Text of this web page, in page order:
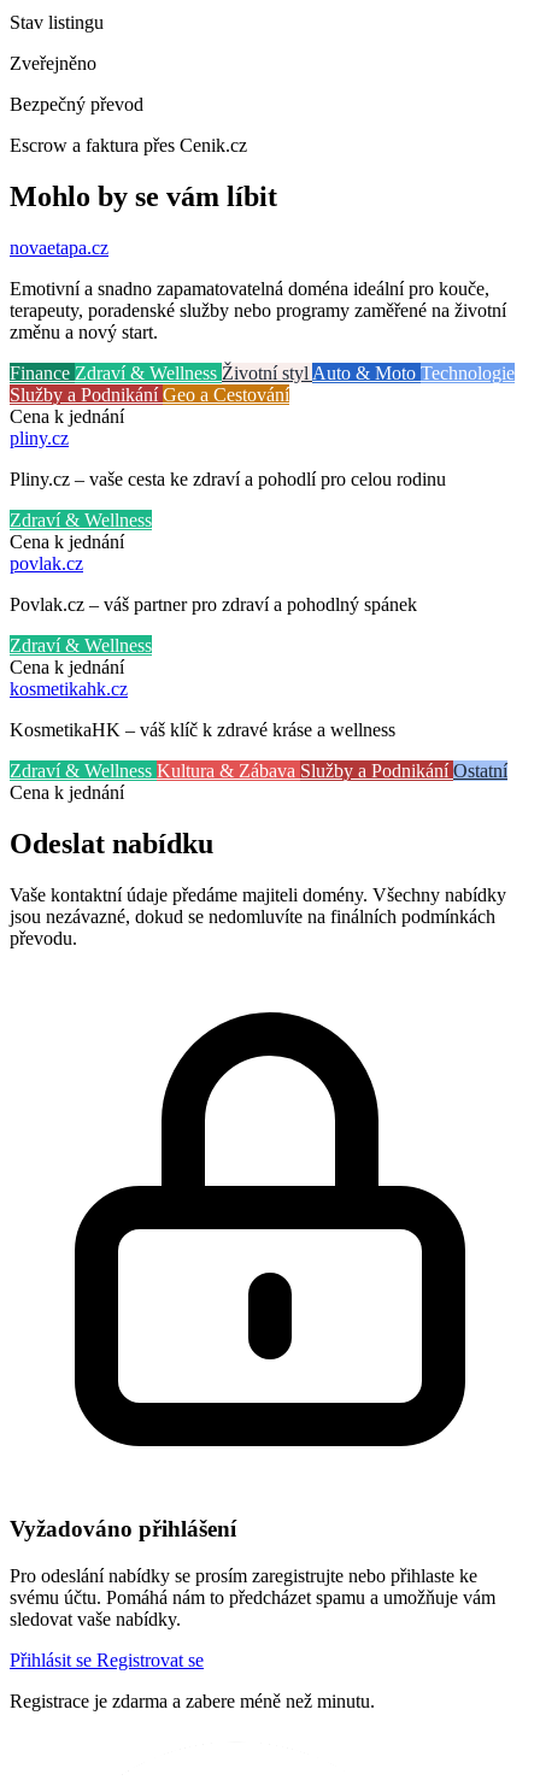
Stav listingu
Zveřejněno
Bezpečný převod
Escrow a faktura přes Cenik.cz
Mohlo by se vám líbit
novaetapa.cz
Emotivní a snadno zapamatovatelná doména ideální pro kouče,
terapeuty, poradenské služby nebo programy zaměřené na životní
změnu a nový start.
Finance Zdraví & Wellness Životní styl Auto & Moto Technologie
Služby a PodnikáníGeo a Cestování
Cena k jednání
pliny.cz
Pliny.cz – vaše cesta ke zdraví a pohodlí pro celou rodinu
Zdraví & Wellness
Cena k jednání
povlak.cz
Povlak.cz – váš partner pro zdraví a pohodlný spánek
Zdraví & Wellness
Cena k jednání
kosmetikahk.cz
KosmetikaHK – váš klíč k zdravé kráse a wellness
Zdraví & Wellness Kultura & Zábava Služby a PodnikáníOstatní
Cena k jednání
Odeslat nabídku
Vaše kontaktní údaje předáme majiteli domény. Všechny nabídky
jsou nezávazné, dokud se nedomluvíte na finálních podmínkách
převodu.
Vyžadováno přihlášení
Pro odeslání nabídky se prosím zaregistrujte nebo přihlaste ke
svému účtu. Pomáhá nám to předcházet spamu a umožňuje vám
sledovat vaše nabídky.
Přihlásit se Registrovat se
Registrace je zdarma a zabere méně než minutu.